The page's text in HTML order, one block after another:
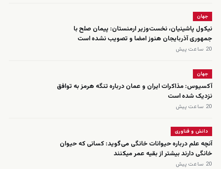
جهان
نیکول پاشینیان، نخست‌وزیر ارمنستان: پیمان صلح با
جمهوری آذربایجان هنوز امضا و تصویب نشده است
20 ساعت پیش
جهان
آکسیوس: مذاکرات ایران و عمان درباره تنگه هرمز به توافق
نزدیک شده است
20 ساعت پیش
دانش و فناوری
آنچه علم درباره حیوانات خانگی می‌گوید: کسانی که حیوان
خانگی دارند بیشتر از بقیه عمر میکنند
20 ساعت پیش